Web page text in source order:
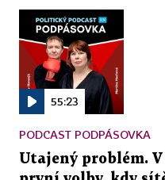
55:23
PODCAST PODPÁSOVKA
Utajený problém.